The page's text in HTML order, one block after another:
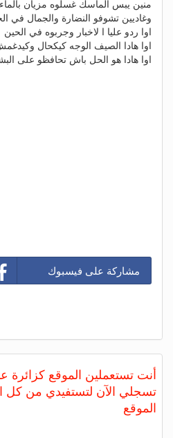
منين يبس الماسك غسلوه مزيان
وغاديين تشوفو النضارة والجمال في
اوا ردو عليا ا لاخبار وجربوه في الحين
اوا هادا الصيف الوجه كيكحال
اوا هادا هو الحل باش تحافظو على
مشاركة على فيسبوك
أنت تستعملين الموقع كزائرة
تسجلي الآن لتستفيدي من كل
الموقع